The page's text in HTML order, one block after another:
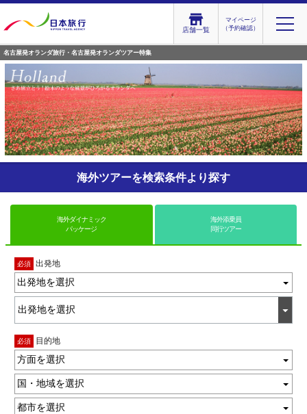
店舗一覧
マイページ
（予約確認）
名古屋発オランダ旅行・名古屋発オランダツアー特集
海外ツアーを検索条件より探す
海外ダイナミック
パッケージ
海外添乗員
同行ツアー
必須 出発地
出発地を選択
必須 目的地
方面を選択
国・地域を選択
都市を選択